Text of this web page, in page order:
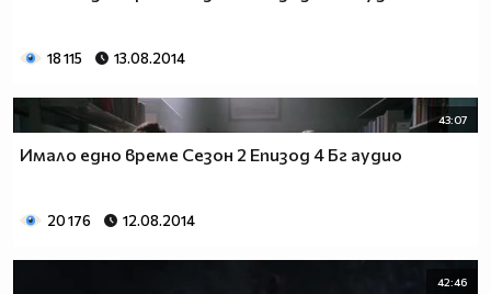
18 115 13.08.2014
43:07
Имало едно време Сезон 2 Епизод 4 Бг аудио
20 176 12.08.2014
42:46